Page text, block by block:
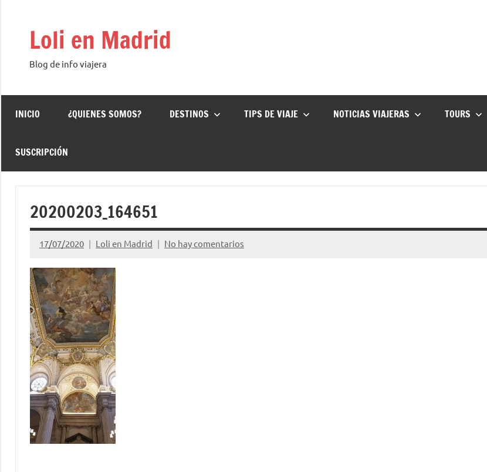
contenidoLoli en Madrid
Blog de info viajera
INICIO ¿QUIENES SOMOS? DESTINOS TIPS DE VIAJE NOTICIAS VIAJERAS TOURS
SUSCRIPCIÓN
20200203_164651
17/07/2020 Loli en Madrid No hay comentarios